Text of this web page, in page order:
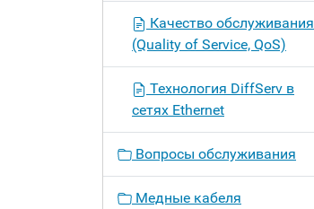
Качество обслуживания
(Quality of Service, QoS)
Технология DiffServ в
сетях Ethernet
Вопросы обслуживания
Медные кабеля